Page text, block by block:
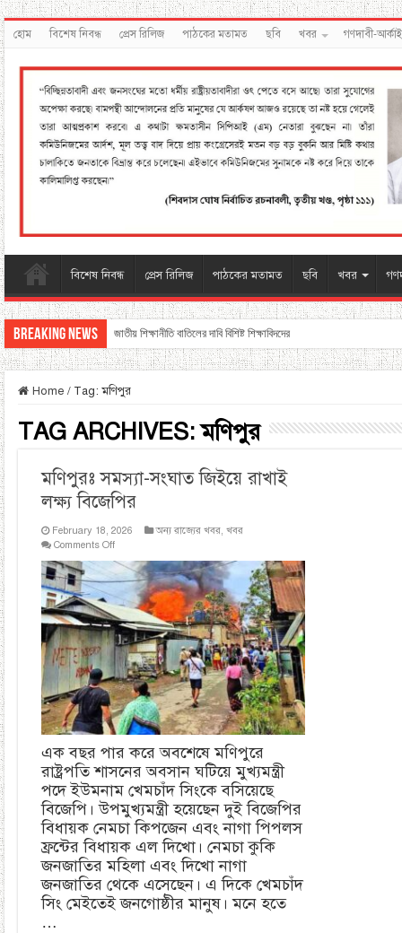
হোম বিশেষ নিবন্ধ প্রেস রিলিজ পাঠকের মতামত ছবি খবর গণদাবী-
বিশেষ নিবন্ধ প্রেস রিলিজ পাঠকের মতামত ছবি খবর
Breaking News জাতীয় শিক্ষানীতি বাতিলের দাবি বিশিষ্ট শিক্ষাবিদদের
Home / Tag:মণিপুর
TAG ARCHIVES:মণিপুর
মণিপুরঃ সমস্যা-সংঘাত জিইয়ে রাখাই
লক্ষ্য বিজেপির
February 18, 2026 অন্য রাজ্যের খবর ,খবর
Comments Offon
সমস্যা-
সংঘাত
জিইয়ে
রাখাই
লক্ষ্য
বিজেপির
এক বছর পার করে অবশেষে মণিপুরে
রাষ্ট্রপতি শাসনের অবসান ঘটিয়ে মুখ্যমন্ত্রী
পদে ইউমনাম খেমচাঁদ সিংকে বসিয়েছে
বিজেপি। উপমুখ্যমন্ত্রী হয়েছেন দুই বিজেপির
বিধায়ক নেমচা কিপজেন এবং নাগা পিপলস
ফ্রন্টের বিধায়ক এল দিখো। নেমচা কুকি
জনজাতির মহিলা এবং দিখো নাগা
জনজাতির থেকে এসেছেন। এ দিকে খেমচাঁদ
সিং মেইতেই জনগোষ্ঠীর মানুষ। মনে হতে
…